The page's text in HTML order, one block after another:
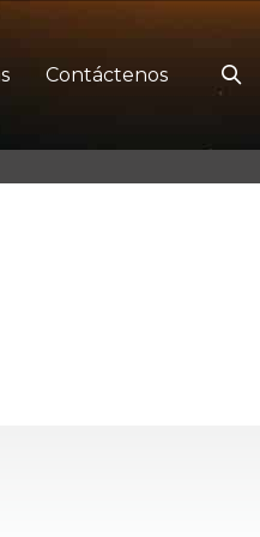
Contáctenos